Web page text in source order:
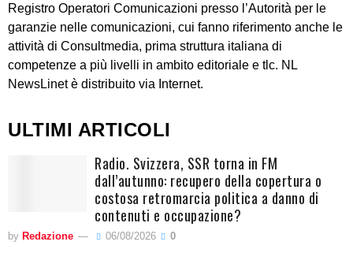
Registro Operatori Comunicazioni presso l’Autorità per le
garanzie nelle comunicazioni, cui fanno riferimento anche le
attività di Consultmedia, prima struttura italiana di
competenze a più livelli in ambito editoriale e tlc. NL
NewsLinet è distribuito via Internet.
ULTIMI ARTICOLI
Radio. Svizzera, SSR torna in FM
dall’autunno: recupero della copertura o
costosa retromarcia politica a danno di
contenuti e occupazione?
by Redazione 06/08/2026 0